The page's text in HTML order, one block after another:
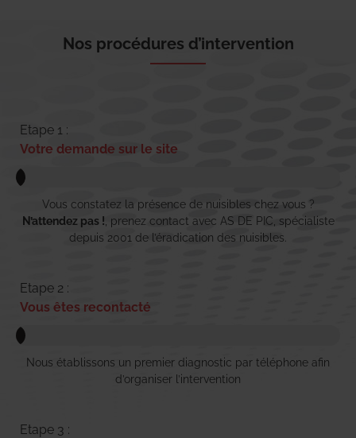
Nos procédures d’intervention
Etape 1 :
Votre demande sur le site
Vous constatez la présence de nuisibles chez vous ?
N’attendez pas ! , prenez contact avec AS DE PIC, spécialiste
depuis 2001 de l’éradication des nuisibles.
Etape 2 :
Vous êtes recontacté
Nous établissons un premier diagnostic par téléphone afin
d’organiser l’intervention
Etape 3 :